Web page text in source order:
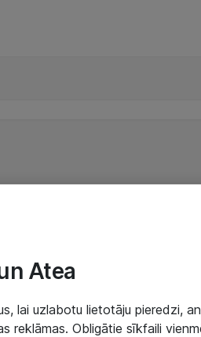
Atea
lai uzlabotu lietotāju pieredzi,
reklāmas. Obligātie sīkfaili